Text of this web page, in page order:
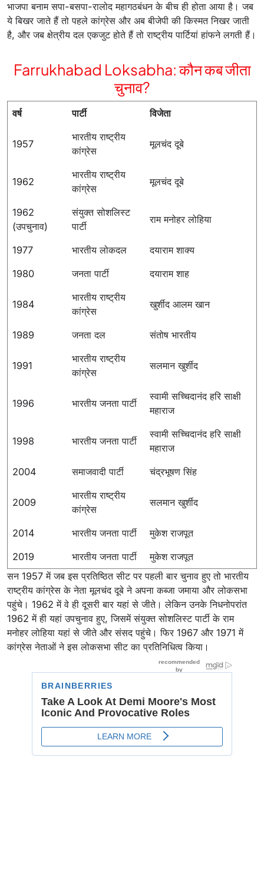
भाजपा बनाम सपा-बसपा-रालोद महागठबंधन के बीच ही होता आया है। जब
ये बिखर जाते हैं तो पहले कांग्रेस और अब बीजेपी की किस्मत निखर जाती
है, और जब क्षेत्रीय दल एकजुट होते हैं तो राष्ट्रीय पार्टियां हांफने लगती हैं।
Farrukhabad Loksabha: कौन कब जीता
चुनाव?
वर्ष पार्टी विजेता
1957
भारतीय राष्ट्रीय
कांग्रेस
मूलचंद दूबे
1962
भारतीय राष्ट्रीय
कांग्रेस
मूलचंद दूबे
1962
(उपचुनाव)
संयुक्त सोशलिस्ट
पार्टी
राम मनोहर लोहिया
1977 भारतीय लोकदल
दयाराम शाक्य
1980
जनता पार्टी दयाराम शाह
1984
भारतीय राष्ट्रीय
कांग्रेस
खुर्शीद आलम खान
1989 जनता दल संतोष भारतीय
1991
भारतीय राष्ट्रीय
कांग्रेस
सलमान खुर्शीद
1996 भारतीय जनता पार्टी
स्वामी सच्चिदानंद हरि साक्षी
महाराज
1998 भारतीय जनता पार्टी
स्वामी सच्चिदानंद हरि साक्षी
महाराज
2004
समाजवादी पार्टी चंद्रभूषण सिंह
2009
भारतीय राष्ट्रीय
कांग्रेस
सलमान खुर्शीद
2014 भारतीय जनता पार्टी
मुकेश राजपूत
2019
भारतीय जनता पार्टी
मुकेश राजपूत
सन 1957 में जब इस प्रतिष्ठित सीट पर पहली बार चुनाव हुए तो भारतीय
राष्ट्रीय कांग्रेस के नेता मूलचंद दूबे ने अपना कब्जा जमाया और लोकसभा
पहुंचे। 1962 में वे ही दूसरी बार यहां से जीते। लेकिन उनके निधनोपरांत
1962 में ही यहां उपचुनाव हुए, जिसमें संयुक्त सोशलिस्ट पार्टी के राम
मनोहर लोहिया यहां से जीते और संसद पहुंचे। फिर 1967 और 1971 में
कांग्रेस नेताओं ने इस लोकसभा सीट का प्रतिनिधित्व किया।